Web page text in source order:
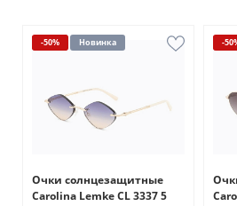
-50% Новинка
Очки солнцезащитные
Carolina Lemke CL 3337 5
-